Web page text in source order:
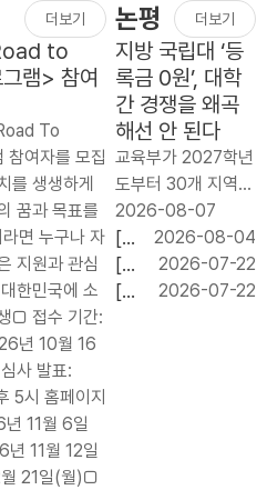
더보기
to
램> 참여
To
여자를 모집
를 생생하게
꿈과 목표를
면 누구나 자
지원과 관심
한민국에 소
□ 접수 기간:
년 10월 16
사 발표:
5시 홈페이지
11월 6일
11월 12일
21일(월)□
논평 더보기
지방 국립대 ‘등
록금 0원’, 대학
간 경쟁을 왜곡
해선 안 된다
교육부가 2027학년
도부터 30개 지역
국립대 신입생 약 6
만 명에게 등록금 전
액을 지원하는 `지
역 균형 장학금’ 도
2026-08-07
[논
평]
임
2026-08-04
[논
평]
2026-07-22
[논
2026-07-22